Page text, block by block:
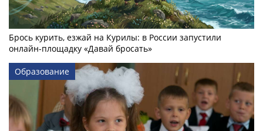
Брось курить, езжай на Курилы: в России запустили
онлайн-­площадку «Давай бросать»
Образование